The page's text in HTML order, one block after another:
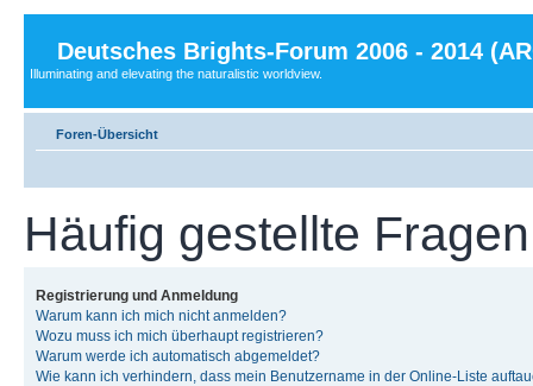
Deutsches Brights-Forum 2006 - 2014
Illuminating and elevating the naturalistic worldview.
Foren-Übersicht
Häufig gestellte Fragen
Registrierung und Anmeldung
Warum kann ich mich nicht anmelden?
Wozu muss ich mich überhaupt registrieren?
Warum werde ich automatisch abgemeldet?
Wie kann ich verhindern, dass mein Benutzername in der Online-Liste